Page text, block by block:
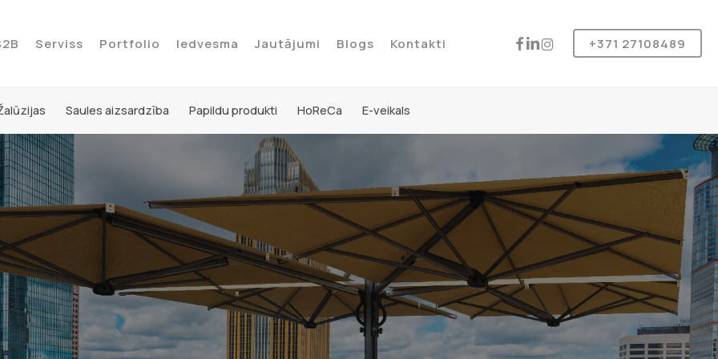
Serviss Portfolio Iedvesma Jautājumi Blogs Kontakti facebook
linkedin
instagram+371 27108489
Saules aizsardzība Papildu produkti HoReCa E-veikals